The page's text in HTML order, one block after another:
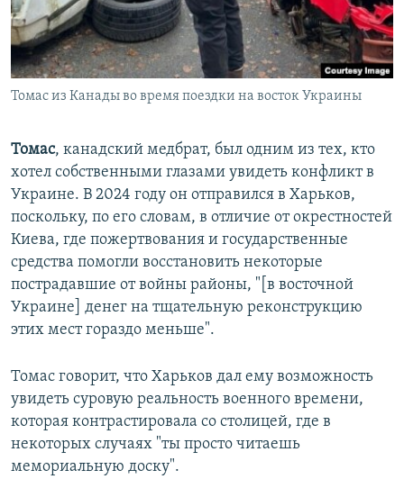
Томас из Канады во время поездки на восток Украины
Томас, канадский медбрат, был одним из тех, кто
хотел собственными глазами увидеть конфликт в
Украине. В 2024 году он отправился в Харьков,
поскольку, по его словам, в отличие от окрестностей
Киева, где пожертвования и государственные
средства помогли восстановить некоторые
пострадавшие от войны районы, "[в восточной
Украине] денег на тщательную реконструкцию
этих мест гораздо меньше".
Томас говорит, что Харьков дал ему возможность
увидеть суровую реальность военного времени,
которая контрастировала со столицей, где в
некоторых случаях "ты просто читаешь
мемориальную доску".